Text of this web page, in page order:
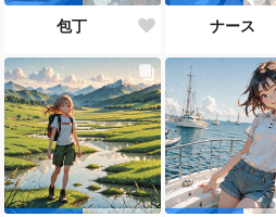
包丁 ナース